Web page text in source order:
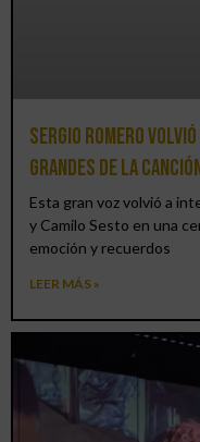
Sergio Romero
grandes de la
Esta gran voz volvió a
y Camilo Sesto en una
emoción y recuerdos
LEER MÁS »